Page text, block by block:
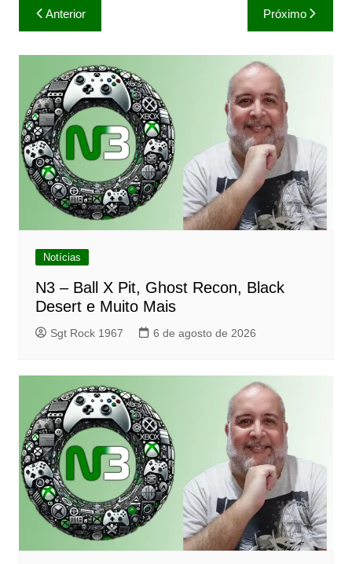
Navegação
de
Post
Anterior Próximo
Notícias
N3 – Ball X Pit, Ghost Recon, Black
Desert e Muito Mais
Sgt Rock 1967 6 de agosto de 2026